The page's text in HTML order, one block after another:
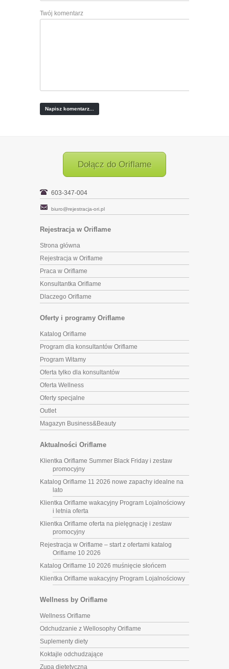
Twój komentarz
Dołącz do Oriflame
603-347-004
biuro@rejestracja-ori.pl
Rejestracja w Oriflame
Strona główna
Rejestracja w Oriflame
Praca w Oriflame
Konsultantka Oriflame
Dlaczego Oriflame
Oferty i programy Oriflame
Katalog Oriflame
Program dla konsultantów Oriflame
Program Witamy
Oferta tylko dla konsultantów
Oferta Wellness
Oferty specjalne
Outlet
Magazyn Business&Beauty
Aktualności Oriflame
Klientka Oriflame Summer Black Friday i zestaw
promocyjny
Katalog Oriflame 11 2026 nowe zapachy idealne na
lato
Klientka Oriflame wakacyjny Program Lojalnościowy
i letnia oferta
Klientka Oriflame oferta na pielęgnację i zestaw
promocyjny
Rejestracja w Oriflame – start z ofertami katalog
Oriflame 10 2026
Katalog Oriflame 10 2026 muśnięcie słońcem
Klientka Oriflame wakacyjny Program Lojalnościowy
Wellness by Oriflame
Wellness Oriflame
Odchudzanie z Wellosophy Oriflame
Suplementy diety
Koktajle odchudzające
Zupa dietetyczna